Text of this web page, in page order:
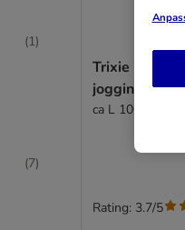
(1)
(7)
Trixie Hands
jogginglina
ca L 100 - 135
Rating: 3.7/5